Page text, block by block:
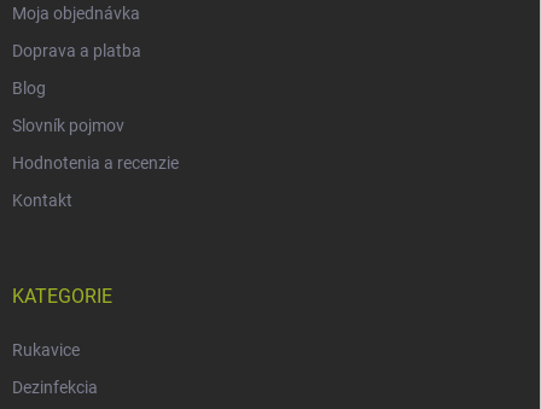
Moja objednávka
Doprava a platba
Blog
Slovník pojmov
Hodnotenia a recenzie
Kontakt
KATEGORIE
Rukavice
Dezinfekcia